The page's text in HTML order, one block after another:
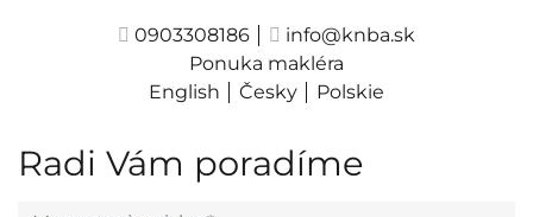
0903308186
info@knba.sk
Ponuka makléra
English
Česky Polskie
Radi Vám poradíme